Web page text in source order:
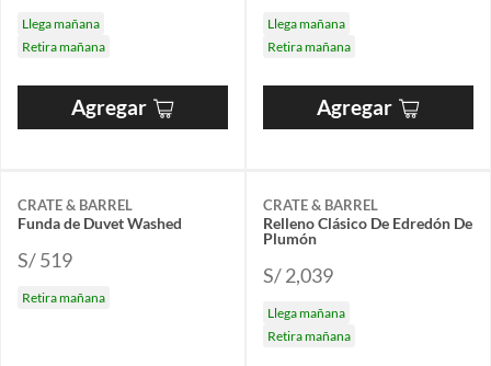
Llega mañana
Retira mañana
Agregar
Llega mañana
Retira mañana
Agregar
CRATE & BARREL
Funda de Duvet Washed
S/ 519
Retira mañana
CRATE & BARREL
Relleno Clásico De Edredón De
Plumón
S/ 2,039
Llega mañana
Retira mañana